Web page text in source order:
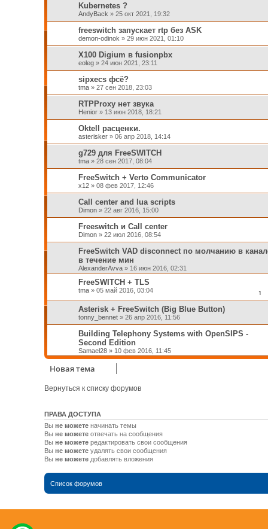
Kubernetes ?
AndyBack » 25 окт 2021, 19:32
freeswitch запускает rtp без ASK
demon-odinok » 29 июн 2021, 01:10
X100 Digium в fusionpbx
eoleg» 24 июн 2021, 23:11
sipxecs фсё?
tma» 27 сен 2018, 23:03
RTPProxy нет звука
Henior» 13 июн 2018, 18:21
Oktell расценки.
asterisker» 06 апр 2018, 14:14
g729 для FreeSWITCH
tma» 28 сен 2017, 08:04
FreeSwitch + Verto Communicator
x12» 08 фев 2017, 12:46
Call center and lua scripts
Dimon» 22 авг 2016, 15:00
Freeswitch и Call center
Dimon» 22 июл 2016, 08:54
FreeSwitch VAD disconnect по молчанию в
в течение мин
AlexanderAvva» 16 июн 2016, 02:31
FreeSWITCH + TLS
tma» 05 май 2016, 03:04 1
Asterisk + FreeSwitch (Big Blue Button)
tonny_bennet» 26 апр 2016, 11:56
Building Telephony Systems with OpenSIPS -
Second Edition
Samael28» 10 фев 2016, 11:45
Новая тема
Вернуться к списку форумов
ПРАВА ДОСТУПА
Вы не можетеначинать темы
Вы не можетеотвечать на сообщения
Вы не можетередактировать свои сообщения
Вы не можетеудалять свои сообщения
Вы не можетедобавлять вложения
Список форумов